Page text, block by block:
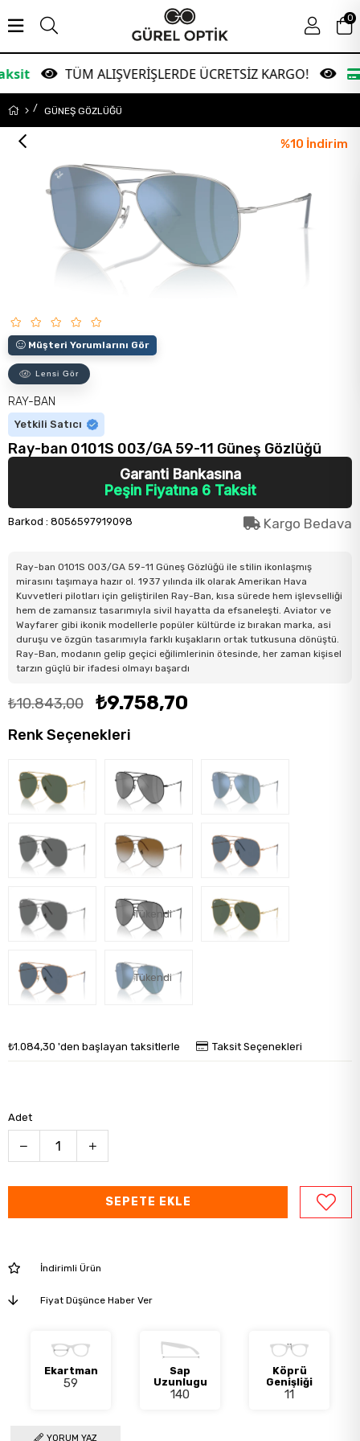
TÜM ALIŞVERİŞLERDE ÜCRETSİZ KARGO! Garanti
0
GÜNEŞ GÖZLÜĞÜ
%10 İndirim
Müşteri Yorumlarını Gör
Lensi Gör
RAY-BAN
Yetkili Satıcı
Ray-ban 0101S 003/GA 59-11 Güneş Gözlüğü
Garanti Bankasına
Peşin Fiyatına 6 Taksit
Barkod : 8056597919098 Kargo Bedava
Ray-ban 0101S 003/GA 59-11 Güneş Gözlüğü ile stilin ikonlaşmış
mirasını taşımaya hazır ol. 1937 yılında ilk olarak Amerikan Hava
Kuvvetleri pilotları için geliştirilen Ray-Ban, kısa sürede hem işlevselliği
hem de zamansız tasarımıyla sivil hayatta da efsaneleşti. Aviator ve
Wayfarer gibi ikonik modellerle popüler kültürde iz bırakan marka, asi
duruşu ve özgün tasarımıyla farklı kuşakların ortak tutkusuna dönüştü.
Ray-Ban, modanın gelip geçici eğilimlerinin ötesinde, her zaman kişisel
tarzın güçlü bir ifadesi olmayı başardı
₺10.843,00 ₺9.758,70
Renk Seçenekleri
Tükendi
Tükendi
₺1.084,30 'den başlayan taksitlerle Taksit Seçenekleri
Adet
İndirimli Ürün
Fiyat Düşünce Haber Ver
Ekartman
59
Sap
Uzunlugu
140
Köprü
Genişliği
11
YORUM YAZ